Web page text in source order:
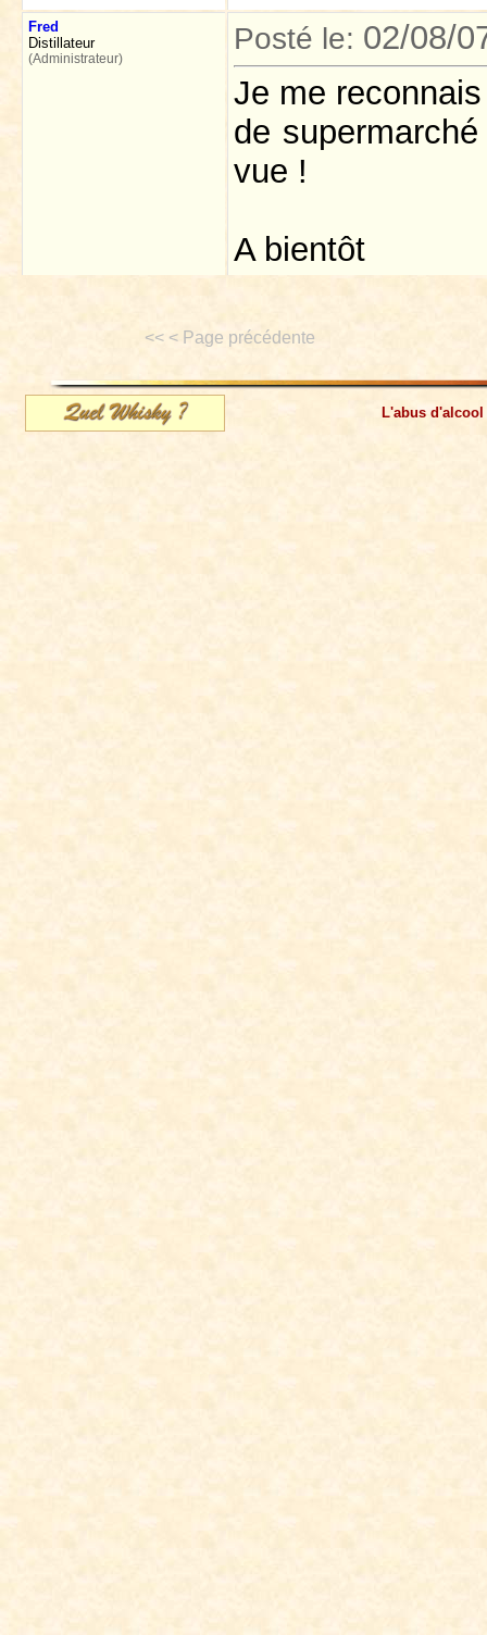
Fred
Distillateur
(Administrateur)
Posté le: 02/08/
Je me
de
vue !
A bientôt
<< < Page précédente
L'abus